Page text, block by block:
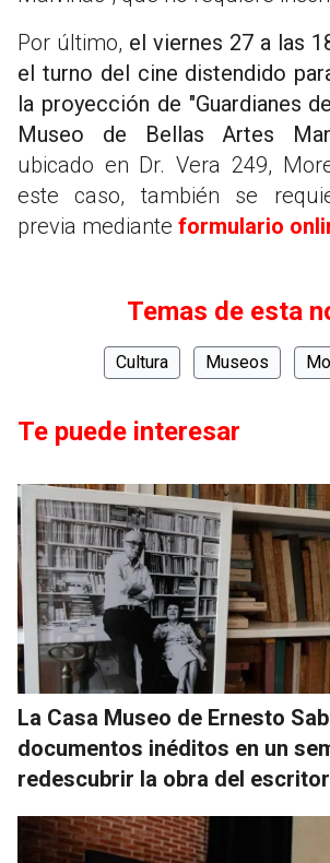
Por último, el viernes 27 a las
el turno del cine distendido
la proyección de "Guardianes
Museo de Bellas Artes
ubicado en Dr. Vera 249,
este caso, también se
previa mediante formulario
Temas de esta
Cultura Museos
Te puede interesar
La Casa Museo de Ernesto
documentos inéditos en un
redescubrir la obra del escritor